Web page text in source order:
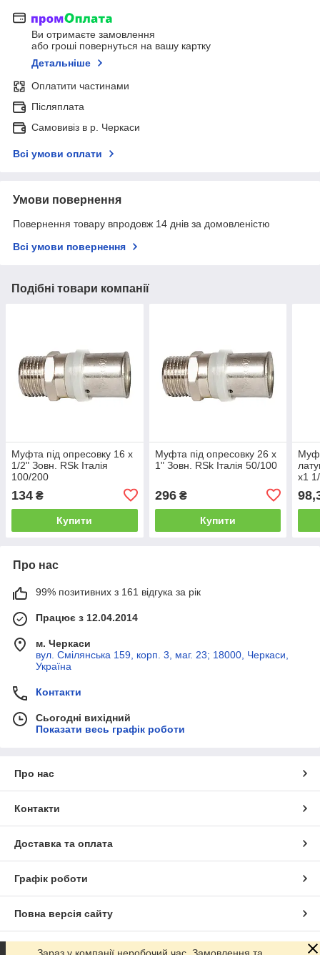
Ви отримаєте замовлення
або гроші повернуться на вашу картку
Детальніше
Оплатити частинами
Післяплата
Самовивіз в р. Черкаси
Всі умови оплати
Умови повернення
Повернення товару впродовж 14 днів за домовленістю
Всі умови повернення
Подібні товари компанії
Муфта під опресовку 16 х
1/2" Зовн. RSk Iталiя
100/200
134 ₴
Купити
Муфта під опресовку 26 х
1" Зовн. RSk Iталiя 50/100
296₴
Купити
х1
Про нас
99% позитивних з 161 відгука за рік
Працює з 12.04.2014
м. Черкаси
вул. Смілянська 159, корп. 3, маг. 23; 18000, Черкаси,
Україна
Контакти
Сьогодні вихідний
Показати весь графік роботи
Про нас
Контакти
Доставка та оплата
Графік роботи
Повна версія сайту
Сайт створено на маркетплейсі Prom.ua